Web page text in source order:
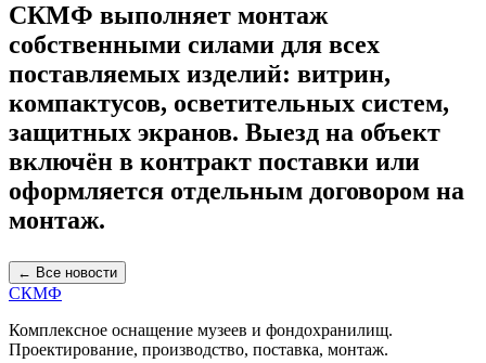
СКМФ выполняет монтаж
собственными силами для всех
поставляемых изделий: витрин,
компактусов, осветительных систем,
защитных экранов. Выезд на объект
включён в контракт поставки или
оформляется отдельным договором на
монтаж.
← Все новости
СКМФ
Комплексное оснащение музеев и фондохранилищ.
Проектирование, производство, поставка, монтаж.